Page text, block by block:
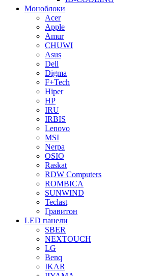
Моноблоки
Acer
Apple
Amur
CHUWI
Asus
Dell
Digma
F+Tech
Hiper
HP
IRU
IRBIS
Lenovo
MSI
Nerpa
OSIO
Raskat
RDW Computers
ROMBICA
SUNWIND
Teclast
Гравитон
LED панели
SBER
NEXTOUCH
LG
Benq
IKAR